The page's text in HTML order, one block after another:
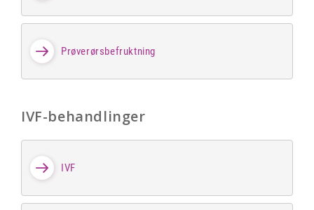
Prøverørsbefruktning
IVF-behandlinger
IVF